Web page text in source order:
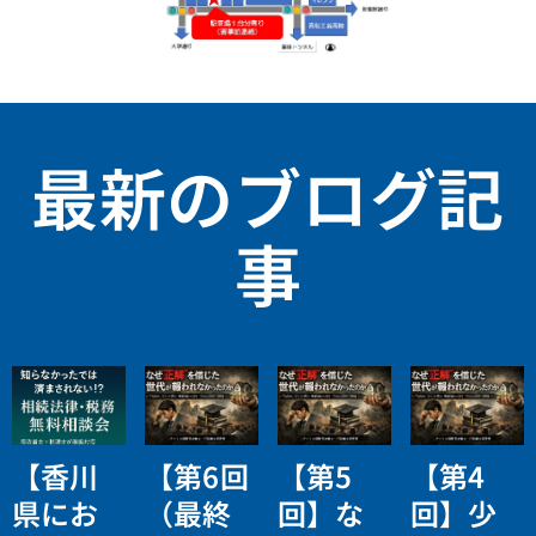
最新のブログ記
事
【香川
県にお
【第6回
（最終
【第5
回】な
【第4
回】少